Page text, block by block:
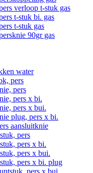
verloop t-stuk gas
t-stuk bi. gas
t-stuk gas
90gr gas
water
pers
pers
pers x bi.
pers x bui.
plug, pers x bi.
aansluitknie
pers
pers x bi.
pers x bui.
pers x bi. plug
pers x bui.